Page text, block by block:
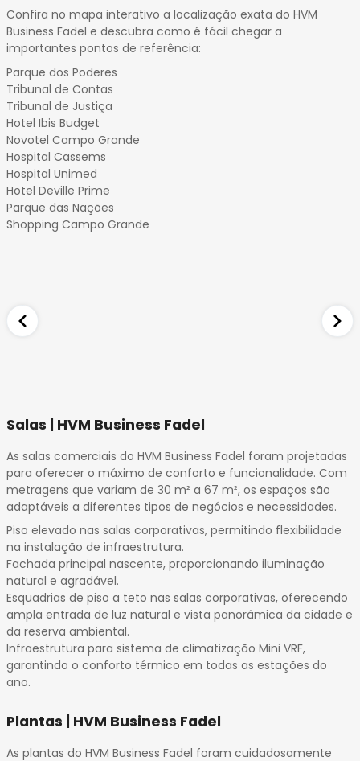
Confira no mapa interativo a localização exata do HVM
Business Fadel e descubra como é fácil chegar a
importantes pontos de referência:
Parque dos Poderes
Tribunal de Contas
Tribunal de Justiça
Hotel Ibis Budget
Novotel Campo Grande
Hospital Cassems
Hospital Unimed
Hotel Deville Prime
Parque das Nações
Shopping Campo Grande
Salas | HVM Business Fadel
As salas comerciais do HVM Business Fadel foram projetadas
para oferecer o máximo de conforto e funcionalidade. Com
metragens que variam de 30 m² a 67 m², os espaços são
adaptáveis a diferentes tipos de negócios e necessidades.
Piso elevado nas salas corporativas, permitindo flexibilidade
na instalação de infraestrutura.
Fachada principal nascente, proporcionando iluminação
natural e agradável.
Esquadrias de piso a teto nas salas corporativas, oferecendo
ampla entrada de luz natural e vista panorâmica da cidade e
da reserva ambiental.
Infraestrutura para sistema de climatização Mini VRF,
garantindo o conforto térmico em todas as estações do
ano.
Plantas | HVM Business Fadel
As plantas do HVM Business Fadel foram cuidadosamente